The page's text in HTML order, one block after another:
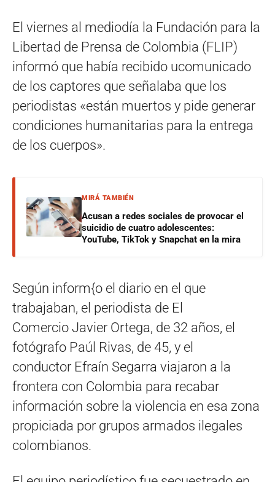
El viernes al mediodía la Fundación para la
Libertad de Prensa de Colombia (FLIP)
informó que había recibido ucomunicado
de los captores que señalaba que los
periodistas «están muertos y pide generar
condiciones humanitarias para la entrega
de los cuerpos».
MIRÁ TAMBIÉN
Acusan a redes sociales de provocar el
suicidio de cuatro adolescentes:
YouTube, TikTok y Snapchat en la mira
Según inform{o el diario en el que
trabajaban, el periodista de El
Comercio Javier Ortega, de 32 años, el
fotógrafo Paúl Rivas, de 45, y el
conductor Efraín Segarra viajaron a la
frontera con Colombia para recabar
información sobre la violencia en esa zona
propiciada por grupos armados ilegales
colombianos.